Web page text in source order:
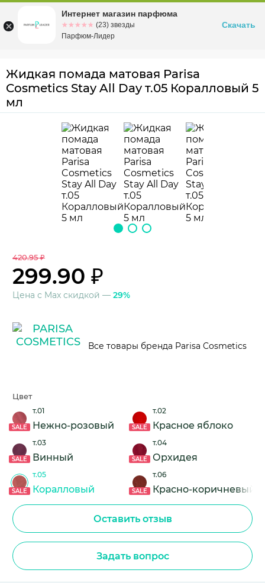
Омскул. Заозерная, 11, к. 1
Жидкая помада матовая Parisa
Cosmetics Stay All Day т.05 Коралловый 5
мл
420.95 ₽
299.90 ₽
Цена с Max скидкой — 29%
Все товары бренда Parisa Cosmetics
Цвет
SALE
т.01
Нежно-розовый SALE
т.02
Красное яблоко
SALE
т.03
Винный SALE
т.04
Орхидея
SALE
т.05
Коралловый SALE
т.06
Красно-коричневый
Оставить отзыв
Задать вопрос
Интернет магазин парфюма
☆☆☆☆☆
★★★★★ (23) звезды
Парфюм-Лидер
Скачать